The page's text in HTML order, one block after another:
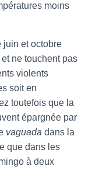
moins
juin et octobre
ne touchent pas
violents
soit en
toutefois que la
épargnée par
vaguada dans la
que dans les
à deux